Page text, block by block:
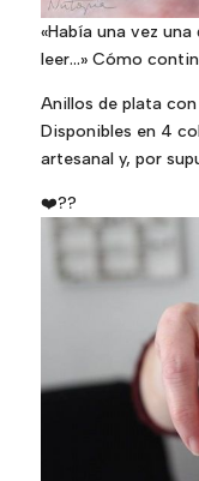
«Había una vez
leer…» Cómo
Anillos de plata
Disponibles en 4
artesanal y, por
❤️??